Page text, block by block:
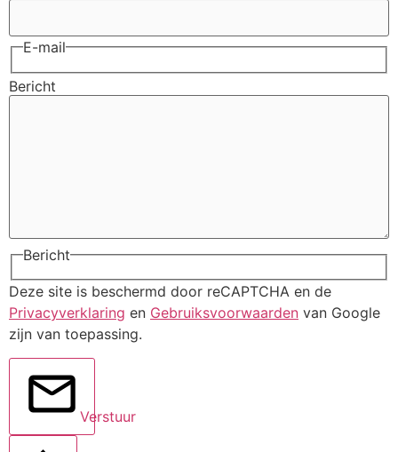
E-mail
Bericht
Bericht
Deze site is beschermd door reCAPTCHA en de
Privacyverklaring en Gebruiksvoorwaarden van Google
zijn van toepassing.
Verstuur